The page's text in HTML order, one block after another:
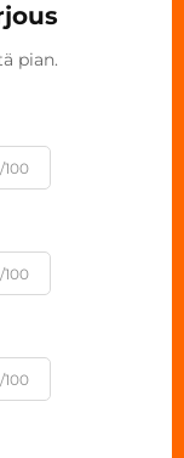
pian.
100
100
100